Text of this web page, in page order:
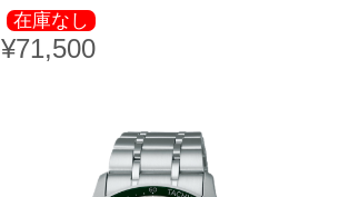
在庫なし
¥71,500